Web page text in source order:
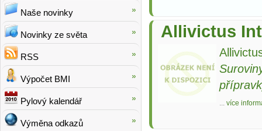
Allivictus
... více
Naše novinky
Novinky ze světa
RSS
Výpočet BMI
Pylový kalendář
Výměna odkazů